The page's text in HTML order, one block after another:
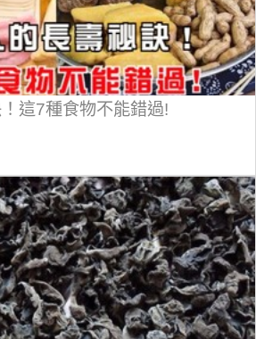
這7種食物不能錯過!